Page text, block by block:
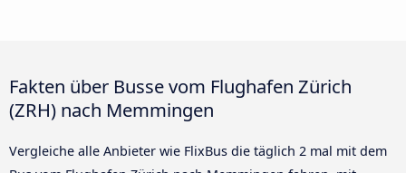
Fakten über Busse vom Flughafen Zürich
(ZRH) nach Memmingen
Vergleiche alle Anbieter wie FlixBus die täglich 2 mal mit dem